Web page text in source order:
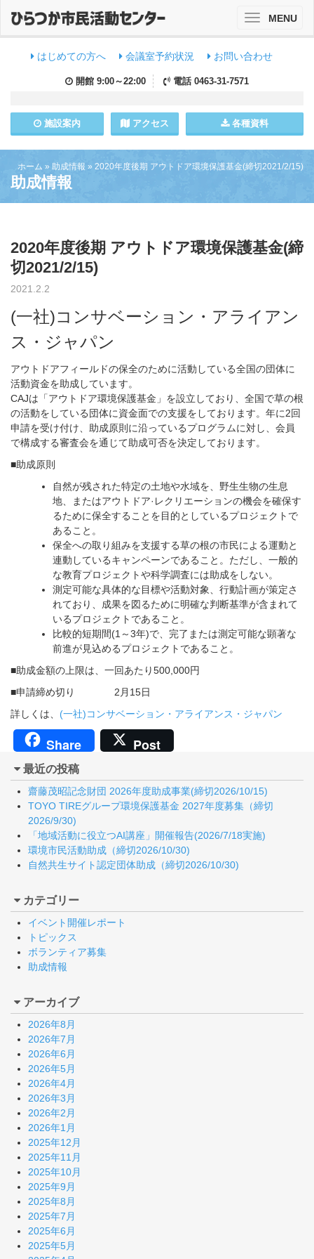
はじめての方へ 会議室予約状況 お問い合わせ
開館 9:00～22:00 電話 0463-31-7571
施設案内 アクセス 各種資料
ToggleMENU
ホーム » 助成情報 » 2020年度後期 アウトドア環境保護基金(締切2021/2/15)
助成情報
2020年度後期 アウトドア環境保護基金(締
切2021/2/15)
2021.2.2
(一社)コンサベーション・アライアン
ス・ジャパン
アウトドアフィールドの保全のために活動している全国の団体に
活動資金を助成しています。
CAJは「アウトドア環境保護基金」を設立しており、全国で草の根
の活動をしている団体に資金面での支援をしております。年に2回
申請を受け付け、助成原則に沿っているプログラムに対し、会員
で構成する審査会を通じて助成可否を決定しております。
■助成原則
自然が残された特定の土地や水域を、野生生物の生息
地、またはアウトドア·レクリエーションの機会を確保す
るために保全することを目的としているプロジェクトで
あること。
保全への取り組みを支援する草の根の市民による運動と
連動しているキャンペーンであること。ただし、一般的
な教育プロジェクトや科学調査には助成をしない。
測定可能な具体的な目標や活動対象、行動計画が策定さ
れており、成果を図るために明確な判断基準が含まれて
いるプロジェクトであること。
比較的短期間(1～3年)で、完了または測定可能な顕著な
前進が見込めるプロジェクトであること。
■助成金額の上限は、一回あたり500,000円
■申請締め切り 2月15日
詳しくは、 (一社)コンサベーション・アライアンス・ジャパン
Share Post
最近の投稿
齋藤茂昭記念財団 2026年度助成事業(締切2026/10/15)
TOYO TIREグループ環境保護基金 2027年度募集（締切
2026/9/30)
「地域活動に役立つAI講座」開催報告(2026/7/18実施)
環境市民活動助成（締切2026/10/30)
自然共生サイト認定団体助成（締切2026/10/30)
カテゴリー
イベント開催レポート
トピックス
ボランティア募集
助成情報
アーカイブ
2026年8月
2026年7月
2026年6月
2026年5月
2026年4月
2026年3月
2026年2月
2026年1月
2025年12月
2025年11月
2025年10月
2025年9月
2025年8月
2025年7月
2025年6月
2025年5月